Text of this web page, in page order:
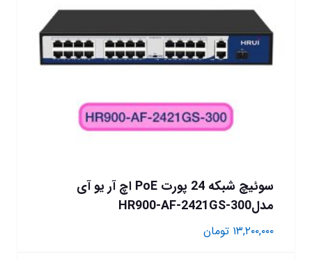
سوئیچ شبکه 24 پورت PoE اچ آر یو آی
مدلHR900-AF-2421GS-300
۱۳,۲۰۰,۰۰۰ تومان